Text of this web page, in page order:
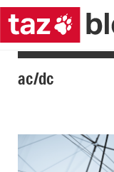
ac/dc